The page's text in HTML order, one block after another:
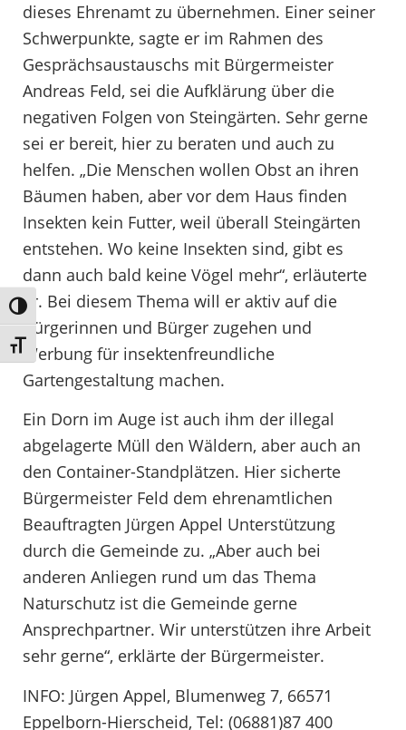
Umschalten auf hohe Kontraste
Schrift vergrößern
dieses Ehrenamt zu übernehmen. Einer seiner
Schwerpunkte, sagte er im Rahmen des
Gesprächsaustauschs mit Bürgermeister
Andreas Feld, sei die Aufklärung über die
negativen Folgen von Steingärten. Sehr gerne
sei er bereit, hier zu beraten und auch zu
helfen. „Die Menschen wollen Obst an ihren
Bäumen haben, aber vor dem Haus finden
Insekten kein Futter, weil überall Steingärten
entstehen. Wo keine Insekten sind, gibt es
dann auch bald keine Vögel mehr“, erläuterte
er. Bei diesem Thema will er aktiv auf die
Bürgerinnen und Bürger zugehen und
Werbung für insektenfreundliche
Gartengestaltung machen.
Ein Dorn im Auge ist auch ihm der illegal
abgelagerte Müll den Wäldern, aber auch an
den Container-Standplätzen. Hier sicherte
Bürgermeister Feld dem ehrenamtlichen
Beauftragten Jürgen Appel Unterstützung
durch die Gemeinde zu. „Aber auch bei
anderen Anliegen rund um das Thema
Naturschutz ist die Gemeinde gerne
Ansprechpartner. Wir unterstützen ihre Arbeit
sehr gerne“, erklärte der Bürgermeister.
INFO: Jürgen Appel, Blumenweg 7, 66571
Eppelborn-Hierscheid, Tel: (06881)87 400